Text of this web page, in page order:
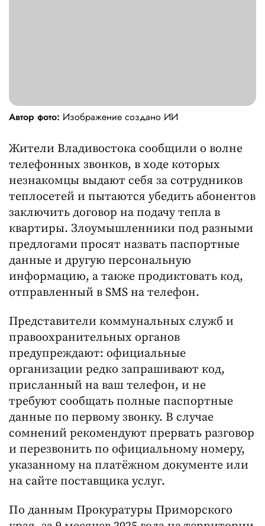
Автор фото: Изображение создано ИИ
Жители Владивостока сообщили о волне
телефонных звонков, в ходе которых
незнакомцы выдают себя за сотрудников
теплосетей и пытаются убедить абонентов
заключить договор на подачу тепла в
квартиры. Злоумышленники под разными
предлогами просят назвать паспортные
данные и другую персональную
информацию, а также продиктовать код,
отправленный в SMS на телефон.
Представители коммунальных служб и
правоохранительных органов
предупреждают: официальные
организации редко запрашивают код,
присланный на ваш телефон, и не
требуют сообщать полные паспортные
данные по первому звонку. В случае
сомнений рекомендуют прервать разговор
и перезвонить по официальному номеру,
указанному на платёжном документе или
на сайте поставщика услуг.
По данным Прокуратуры Приморского